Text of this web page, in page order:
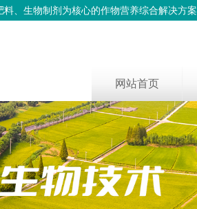
、生物制剂为核心的作物营养综合解决方案
网站首页